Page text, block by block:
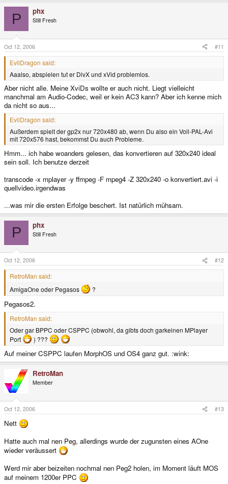
P phx
Still Fresh
Oct 12, 2006 #11
EvilDragon said:
Aaalso, abspielen tut er DivX und xVid problemlos.
Aber nicht alle. Meine XviDs wollte er auch nicht. Liegt vielleicht
manchmal am Audio-Codec, weil er kein AC3 kann? Aber ich kenne mich
da nicht so aus...
EvilDragon said:
Außerdem spielt der gp2x nur 720x480 ab, wenn Du also ein Voll-PAL-Avi
mit 720x576 hast, bekommst Du auch Probleme.
Hmm... ich habe woanders gelesen, das konvertieren auf 320x240 ideal
sein soll. Ich benutze derzeit
transcode -x mplayer -y ffmpeg -F mpeg4 -Z 320x240 -o konvertiert.avi -i
quellvideo.irgendwas
...was mir die ersten Erfolge beschert. Ist natürlich mühsam.
P phx
Still Fresh
Oct 12, 2006 #12
RetroMan said:
AmigaOne oder Pegasos
?
Pegasos2.
RetroMan said:
Oder gar BPPC oder CSPPC (obwohl, da gibts doch garkeinen MPlayer
Port
) ???
Auf meiner CSPPC laufen MorphOS und OS4 ganz gut. :wink:
RetroMan
Member
Oct 12, 2006 #13
Nett
Hatte auch mal nen Peg, allerdings wurde der zugunsten eines AOne
wieder veräussert
Werd mir aber beizeiten nochmal nen Peg2 holen, im Moment läuft MOS
auf meinem 1200er PPC